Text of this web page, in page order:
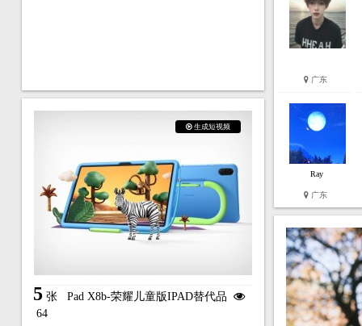
广东
Ray
广东
生成短视频
5张 Pad X8b-荣耀儿童版IPAD替代品
64